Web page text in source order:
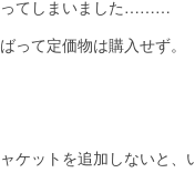
ってしまいました………
って定価物は購入せず。
ケットを追加しないと、